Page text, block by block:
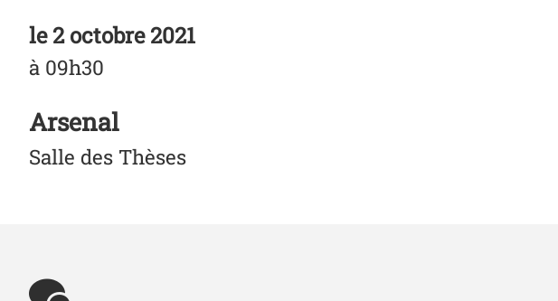
le2 octobre 2021
à 09h30
Arsenal
Salle des Thèses